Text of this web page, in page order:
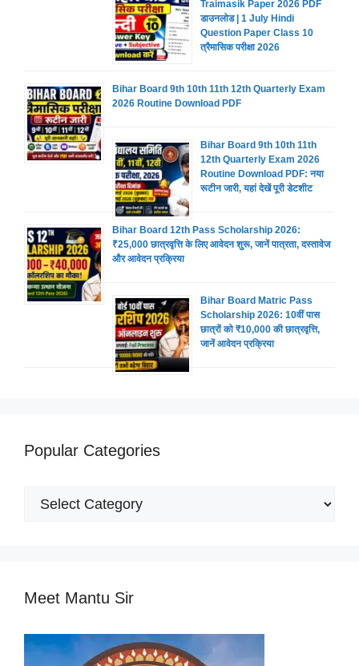
Traimasik Paper 2026 PDF
डाउनलोड | 1 July Hindi
Question Paper Class 10
त्रैमासिक परीक्षा 2026
Bihar Board 9th 10th 11th 12th Quarterly Exam
2026 Routine Download PDF
Bihar Board 9th 10th 11th
12th Quarterly Exam 2026
Routine Download PDF: नया
रूटीन जारी, यहां देखें पूरी डेटशीट
Bihar Board 12th Pass Scholarship 2026:
₹25,000 छात्रवृत्ति के लिए आवेदन शुरू, जानें पात्रता, दस्तावेज
और आवेदन प्रक्रिया
Bihar Board Matric Pass
Scholarship 2026: 10वीं पास
छात्रों को ₹10,000 की छात्रवृत्ति,
जानें आवेदन प्रक्रिया
Popular Categories
Popular
Meet Mantu Sir